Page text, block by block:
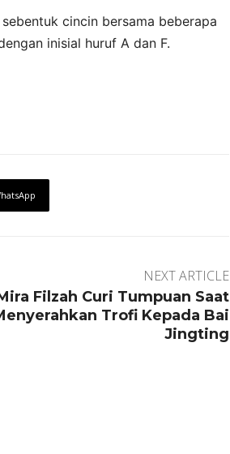
cincin bersama beberapa
inisial huruf A dan F.
NEXT ARTICLE
Filzah Curi Tumpuan Saat
Trofi Kepada Bai
Jingting